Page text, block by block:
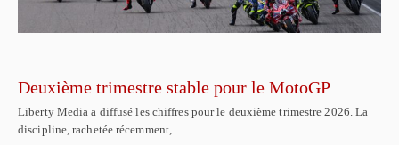
Deuxième trimestre stable pour le MotoGP
Liberty Media a diffusé les chiffres pour le deuxième trimestre 2026. La
discipline, rachetée récemment,…